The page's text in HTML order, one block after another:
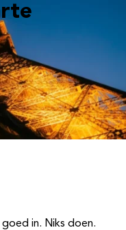
goed in. Niks doen.